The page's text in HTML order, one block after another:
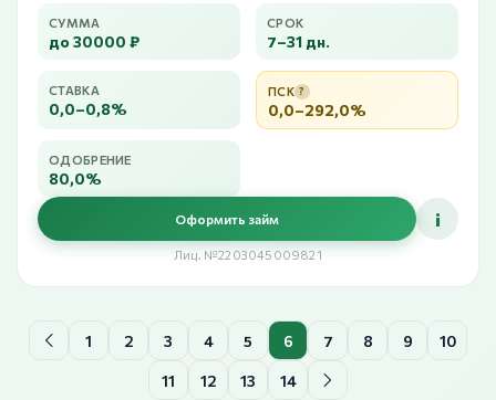
СУММА
до 30000 ₽
СРОК
7–31 дн.
СТАВКА
0,0–0,8%
ПСК ?
0,0–292,0%
ОДОБРЕНИЕ
80,0%
Оформить займ i
Лиц. №2203045009821
1 2 3 4 5 6 7 8 9 10
11 12 13 14